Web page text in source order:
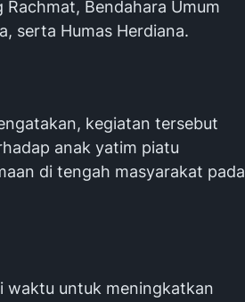
Bendahara Umum
serta Humas Herdiana.
kegiatan tersebut
anak yatim piatu
di tengah masyarakat pada
waktu untuk meningkatkan